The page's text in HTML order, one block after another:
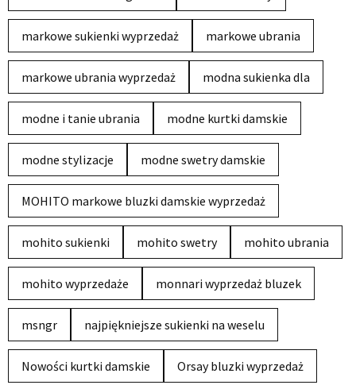
markowe sukienki wyprzedaż markowe ubrania
markowe ubrania wyprzedaż modna sukienka dla
modne i tanie ubrania modne kurtki damskie
modne stylizacje modne swetry damskie
MOHITO markowe bluzki damskie wyprzedaż
mohito sukienki mohito swetry mohito ubrania
mohito wyprzedaże monnari wyprzedaż bluzek
msngr najpiękniejsze sukienki na weselu
Nowości kurtki damskie Orsay bluzki wyprzedaż